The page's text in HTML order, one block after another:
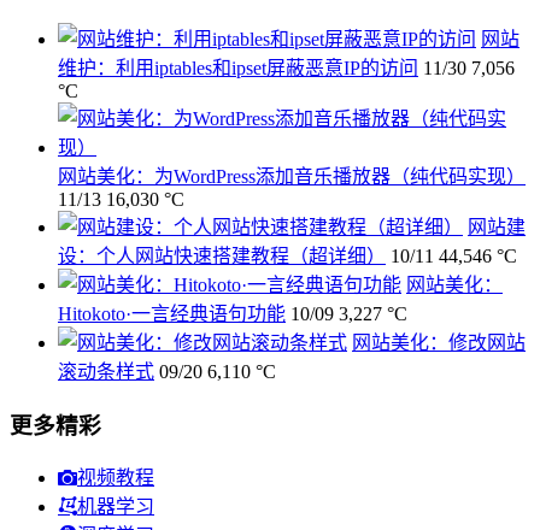
网站
维护：利用iptables和ipset屏蔽恶意IP的访问 11/30 7,056
°C
网站美化：为WordPress添加音乐播放器（纯代码实现）
11/13 16,030 °C
网站建
设：个人网站快速搭建教程（超详细）
10/11 44,546 °C
网站美化：
Hitokoto·一言经典语句功能 10/09 3,227 °C
网站美化：修改网站
滚动条样式 09/20 6,110 °C
更多精彩
视频教程
机器学习